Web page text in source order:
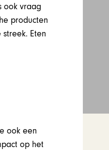
ook vraag
producten
Eten
ook een
op het